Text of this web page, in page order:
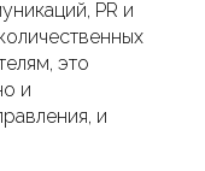
PR и
это
и
и